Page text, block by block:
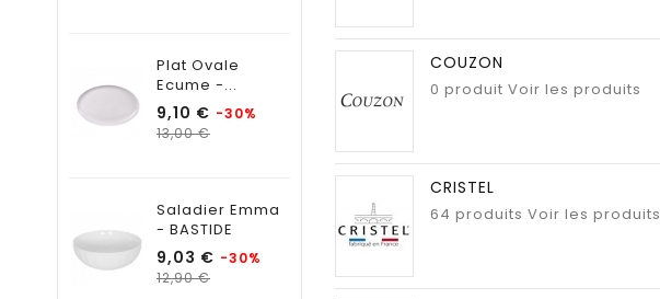
Plat Ovale
Ecume -...
9,10 € Prix
-30%
13,00 €Prix
Saladier Emma
- BASTIDE
9,03 € Prix
-30%
12,90 €Prix
COUZON
0 produit Voir les produits
CRISTEL
64 produits Voir les produits